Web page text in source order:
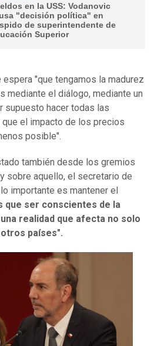
en la USS: Vodanovic
"decisión política" en
de superintendente de
Superior
espera "que tengamos la madurez
mediante el diálogo, mediante un
supuesto hacer todas las
el impacto de los precios
posible".
también desde los gremios
sobre aquello, el secretario de
importante es mantener el
que ser conscientes de la
realidad que afecta no solo
países".